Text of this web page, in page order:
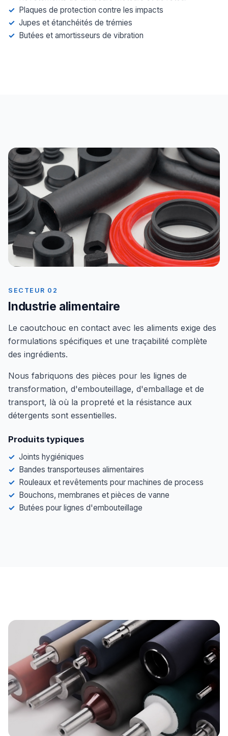
Plaques de protection contre les impacts
Jupes et étanchéités de trémies
Butées et amortisseurs de vibration
SECTEUR 02
Industrie alimentaire
Le caoutchouc en contact avec les aliments exige des
formulations spécifiques et une traçabilité complète
des ingrédients.
Nous fabriquons des pièces pour les lignes de
transformation, d'embouteillage, d'emballage et de
transport, là où la propreté et la résistance aux
détergents sont essentielles.
Produits typiques
Joints hygiéniques
Bandes transporteuses alimentaires
Rouleaux et revêtements pour machines de process
Bouchons, membranes et pièces de vanne
Butées pour lignes d'embouteillage